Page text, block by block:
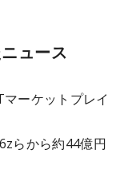
ュース
ーケットプレイ
らから約44億円